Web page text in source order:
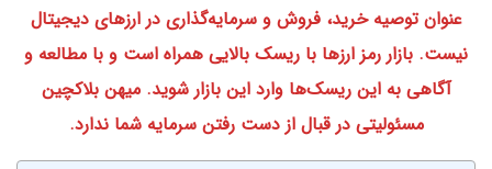
عنوان توصیه خرید، فروش و سرمایه‌گذاری در ارزهای دیجیتال
نیست. بازار رمز ارزها با ریسک بالایی همراه است و با مطالعه و
آگاهی به این ریسک‌ها وارد این بازار شوید. میهن بلاکچین
مسئولیتی در قبال از دست رفتن سرمایه شما ندارد.